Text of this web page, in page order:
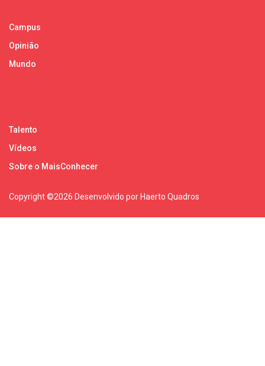
Campus
Opinião
Mundo
Talento
Vídeos
Sobre o MaisConhecer
Copyright ©2026 Desenvolvido por Haerto Quadros